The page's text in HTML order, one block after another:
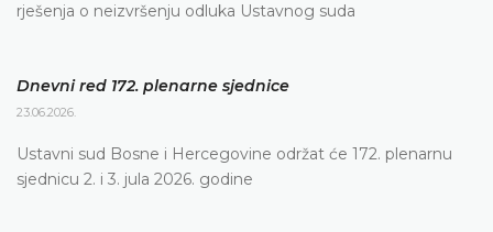
rješenja o neizvršenju odluka Ustavnog suda
Dnevni red 172. plenarne sjednice
23.06.2026.
Ustavni sud Bosne i Hercegovine održat će 172. plenarnu
sjednicu 2. i 3. jula 2026. godine